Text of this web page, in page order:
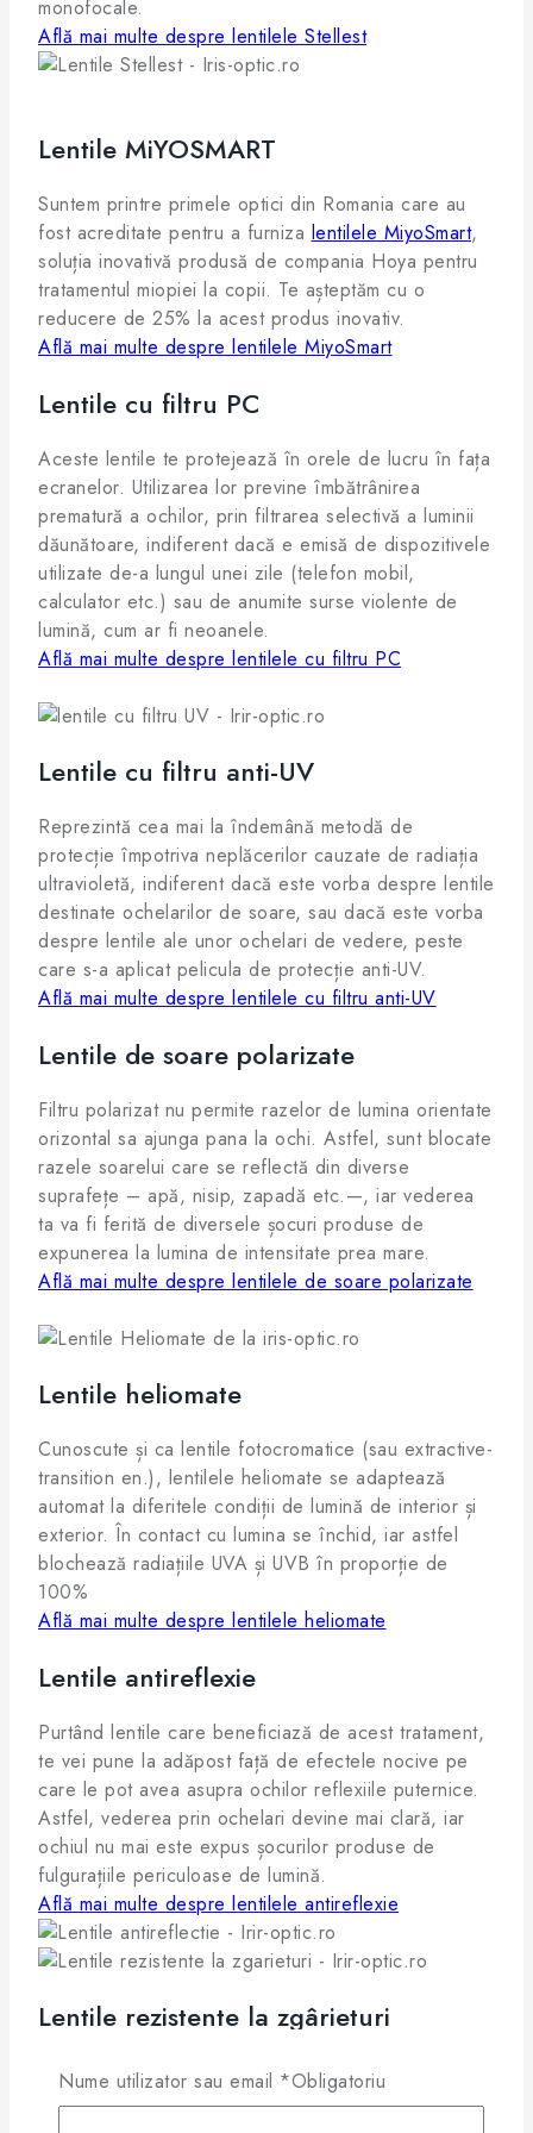
monofocale.
Află mai multe despre lentilele Stellest
Lentile MiYOSMART
Suntem printre primele optici din Romania care au
fost acreditate pentru a furniza lentilele MiyoSmart,
soluția inovativă produsă de compania Hoya pentru
tratamentul miopiei la copii. Te așteptăm cu o
reducere de 25% la acest produs inovativ.
Află mai multe despre lentilele MiyoSmart
Lentile cu filtru PC
Aceste lentile te protejează în orele de lucru în fața
ecranelor. Utilizarea lor previne îmbătrânirea
prematură a ochilor, prin filtrarea selectivă a luminii
dăunătoare, indiferent dacă e emisă de dispozitivele
utilizate de-a lungul unei zile (telefon mobil,
calculator etc.) sau de anumite surse violente de
lumină, cum ar fi neoanele.
Află mai multe despre lentilele cu filtru PC
Lentile cu filtru anti-UV
Reprezintă cea mai la îndemână metodă de
protecție împotriva neplăcerilor cauzate de radiația
ultravioletă, indiferent dacă este vorba despre lentile
destinate ochelarilor de soare, sau dacă este vorba
despre lentile ale unor ochelari de vedere, peste
care s-a aplicat pelicula de protecție anti-UV.
Află mai multe despre lentilele cu filtru anti-UV
Lentile de soare polarizate
Filtru polarizat nu permite razelor de lumina orientate
orizontal sa ajunga pana la ochi. Astfel, sunt blocate
razele soarelui care se reflectă din diverse
suprafețe – apă, nisip, zapadă etc.—, iar vederea
ta va fi ferită de diversele șocuri produse de
expunerea la lumina de intensitate prea mare.
Află mai multe despre lentilele de soare polarizate
Lentile heliomate
Cunoscute și ca lentile fotocromatice (sau extractive-
transition en.), lentilele heliomate se adaptează
automat la diferitele condiții de lumină de interior și
exterior. În contact cu lumina se închid, iar astfel
blochează radiațiile UVA și UVB în proporție de
100%
Află mai multe despre lentilele heliomate
Lentile antireflexie
Purtând lentile care beneficiază de acest tratament,
te vei pune la adăpost față de efectele nocive pe
care le pot avea asupra ochilor reflexiile puternice.
Astfel, vederea prin ochelari devine mai clară, iar
ochiul nu mai este expus șocurilor produse de
fulgurațiile periculoase de lumină.
Află mai multe despre lentilele antireflexie
Lentile rezistente la zgârieturi
Lentilele astfel tratate au o rezistență mult
îmbunătățită în cazul diverselor tipuri de agresiuni
Nume utilizator sau email *Obligatoriu